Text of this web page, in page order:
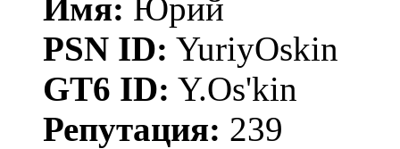
Имя: Юрий
PSN ID: YuriyOskin
GT6 ID: Y.Os'kin
Репутация: 239